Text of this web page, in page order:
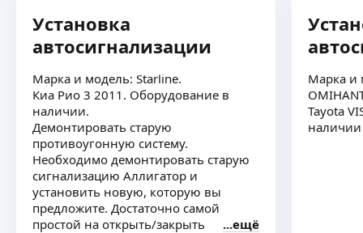
Установка
автосигнализации
Марка и модель: Starline.
Киа Рио 3 2011. Оборудование в
наличии.
Демонтировать старую
противоугонную систему.
Необходимо демонтировать старую
сигнализацию Аллигатор и
установить новую, которую вы
предложите. Достаточно самой
простой на открыть/закрыть
ещё
Марка и
Tayota
наличии